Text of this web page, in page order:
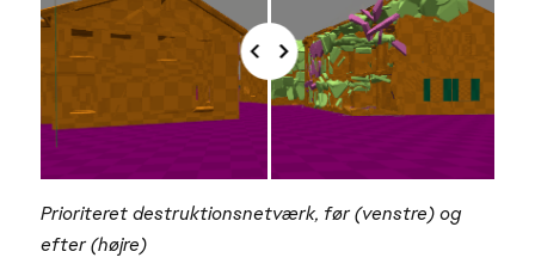
Prioriteret destruktionsnetværk, før (venstre) og
efter (højre)